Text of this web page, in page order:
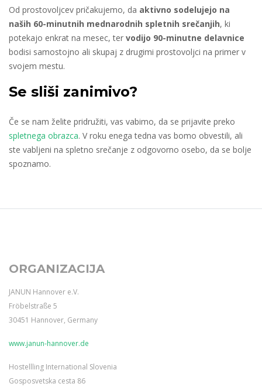
Od prostovoljcev pričakujemo, da aktivno sodelujejo na
naših 60-minutnih mednarodnih spletnih srečanjih, ki
potekajo enkrat na mesec, ter vodijo 90-minutne delavnice
bodisi samostojno ali skupaj z drugimi prostovoljci na primer v
svojem mestu.
Se sliši zanimivo?
Če se nam želite pridružiti, vas vabimo, da se prijavite preko
spletnega obrazca. V roku enega tedna vas bomo obvestili, ali
ste vabljeni na spletno srečanje z odgovorno osebo, da se bolje
spoznamo.
ORGANIZACIJA
JANUN Hannover e.V.
Fröbelstraße 5
30451 Hannover, Germany
www.janun-hannover.de
Hostellling International Slovenia
Gosposvetska cesta 86